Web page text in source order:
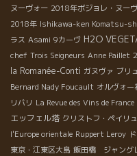
ヌーヴォー 2018年ボジョレ・ヌー
2018年 Ishikawa-ken Komatsu-
ラス Asami 9カーヴ H2O
chef Trois Seigneurs Anne Paillet
la Romanée-Conti ガヌヴァ ブリ
Bernard Nady Foucault オルヴォー
リバリ La Revue des Vins de France
エッフェル塔 クリストフ・ペイリ
l'Europe orientale Ruppert Leroy
東京・江東区大島 飯田橋 ジャング